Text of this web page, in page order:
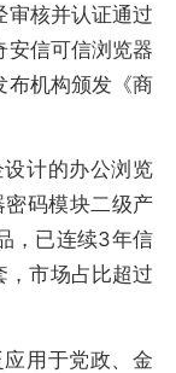
审核并认证通过
安信可信浏览器
布机构颁发《商
计的办公浏览
码模块二级产
，已连续3年信
市场占比超过
用于党政、金